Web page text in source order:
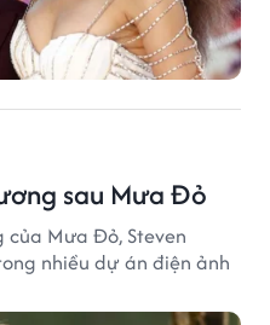
sau Mưa Đỏ
của Mưa Đỏ, Steven
nhiều dự án điện ảnh